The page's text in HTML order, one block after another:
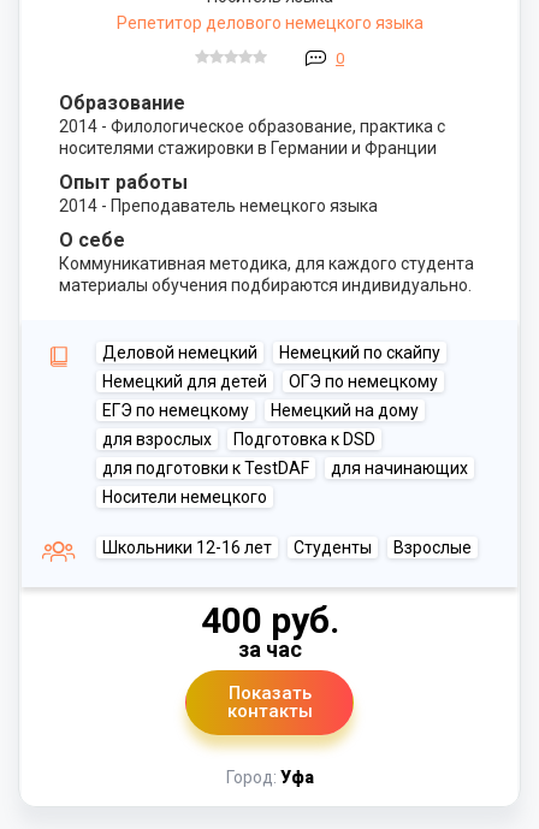
Репетитор делового немецкого языка
0
Образование
2014 - Филологическое образование, практика с
носителями стажировки в Германии и Франции
Опыт работы
2014 - Преподаватель немецкого языка
О себе
Коммуникативная методика, для каждого студента
материалы обучения подбираются индивидуально.
Деловой немецкий
Немецкий по скайпу
Немецкий для детей
ОГЭ по немецкому
ЕГЭ по немецкому
Немецкий на дому
для взрослых
Подготовка к DSD
для подготовки к TestDAF
для начинающих
Носители немецкого
Школьники 12-16 лет Студенты Взрослые
Город: Уфа
400 руб.
за час
Показать
контакты